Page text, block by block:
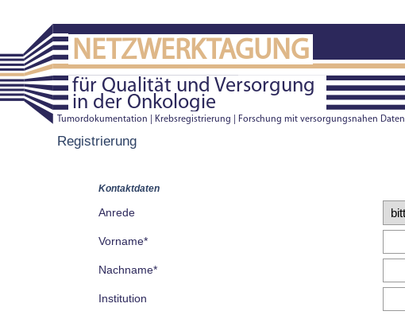
NETZWERKTAGUNG
für Qualität und Versorgung
in der Onkologie
Tumordokumentation | Krebsregistrierung | Forschung mit versorgungsnahen Daten
Registrierung
Kontaktdaten
Anrede
Vorname*
Nachname*
Institution